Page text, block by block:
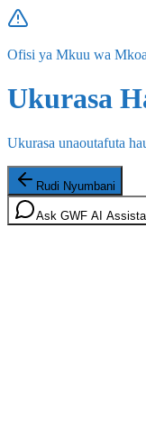
Ofisi ya Mkuu wa
Ukurasa
Ukurasa unaoutafuta
Rudi Nyumbani
Ask GWF AI